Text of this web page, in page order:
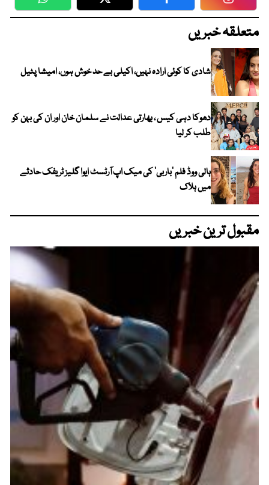
WhatsApp Twitter Facebook
متعلقہ خبریں
شادی کا کوئی ارادہ نہیں، اکیلی بے حد خوش ہوں، امیشا پٹیل
دھوکا دہی کیس ، بھارتی عدالت نے سلمان خان اور ان کی بہن کو
طلب کر لیا
ہالی ووڈ فلم ’باربی‘ کی میک اپ آرٹسٹ ایوا گلیز ٹریفک حادثے
میں ہلاک
مقبول ترین خبریں